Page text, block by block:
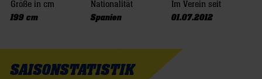
Größe in cm
199 cm
Nationalität
Spanien
Im Verein seit
01.07.2012
SAISONSTATISTIK